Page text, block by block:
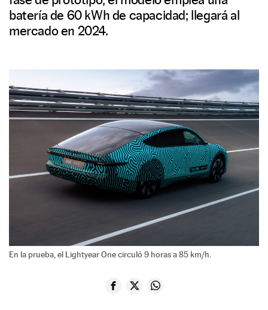
batería de 60 kWh de capacidad; llegará al
mercado en 2024.
En la prueba, el Lightyear One circuló 9 horas a 85 km/h.